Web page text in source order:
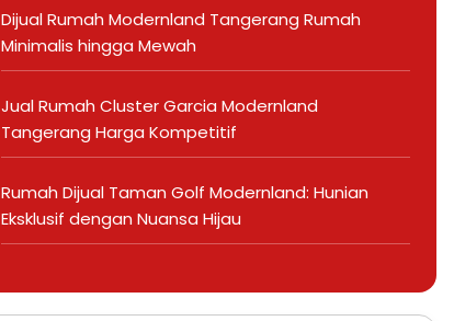
Dijual Rumah Modernland Tangerang Rumah
Minimalis hingga Mewah
Jual Rumah Cluster Garcia Modernland
Tangerang Harga Kompetitif
Rumah Dijual Taman Golf Modernland: Hunian
Eksklusif dengan Nuansa Hijau